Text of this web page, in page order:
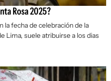
Rosa 2025?
la fecha de celebración de la
Lima, suele atribuirse a los dias